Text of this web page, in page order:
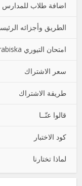
اضافة طلاب للمدارس
الطريق وأجزائه
امتحان التيوري körkort på arabiska
سعر الاشتراك
طريقة الاشتراك
قالوا عنّــا
كود الاختبار
لماذا تختارنا